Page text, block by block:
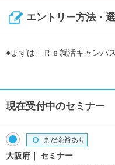
エントリー方法・
●まずは「Ｒｅ就活キャンパ
現在受付中のセミナー
大阪府 セミナー
まだ余裕あり